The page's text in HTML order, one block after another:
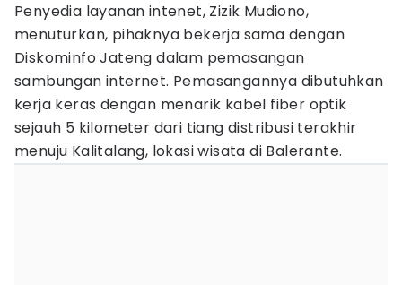
Penyedia layanan intenet, Zizik Mudiono,
menuturkan, pihaknya bekerja sama dengan
Diskominfo Jateng dalam pemasangan
sambungan internet. Pemasangannya dibutuhkan
kerja keras dengan menarik kabel fiber optik
sejauh 5 kilometer dari tiang distribusi terakhir
menuju Kalitalang, lokasi wisata di Balerante.